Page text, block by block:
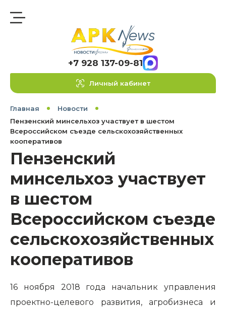
+7 928 137-09-81
Личный кабинет
Главная
Новости
Пензенский минсельхоз участвует в шестом
Всероссийском съезде сельскохозяйственных
кооперативов
Пензенский
минсельхоз участвует
в шестом
Всероссийском съезде
сельскохозяйственных
кооперативов
16 ноября 2018 года начальник управления
проектно-целевого развития, агробизнеса и